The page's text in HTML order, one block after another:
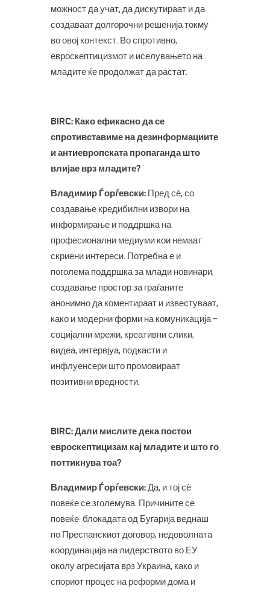
можност да учат, да дискутираат и да
создаваат долгорочни решенија токму
во овој контекст. Во спротивно,
евроскептицизмот и иселувањето на
младите ќе продолжат да растат.
BIRC: Како ефикасно да се
спротивставиме на дезинформациите
и антиевропската пропаганда што
влијае врз младите?
Владимир Ѓорѓевски: Пред сè, со
создавање кредибилни извори на
информирање и поддршка на
професионални медиуми кои немаат
скриени интереси. Потребна е и
поголема поддршка за млади новинари,
создавање простор за граѓаните
анонимно да коментираат и известуваат,
како и модерни форми на комуникација –
социјални мрежи, креативни слики,
видеа, интервјуа, подкасти и
инфлуенсери што промовираат
позитивни вредности.
BIRC: Дали мислите дека постои
евроскептицизам кај младите и што го
поттикнува тоа?
Владимир Ѓорѓевски:Да, и тој сè
повеќе се зголемува. Причините се
повеќе: блокадата од Бугарија веднаш
по Преспанскиот договор, недоволната
координација на лидерството во ЕУ
околу агресијата врз Украина, како и
спориот процес на реформи дома и